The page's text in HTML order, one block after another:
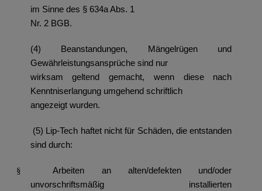
im Sinne des § 634a Abs. 1
Nr. 2 BGB.
(4) Beanstandungen, Mängelrügen und
Gewährleistungsansprüche sind nur
wirksam geltend gemacht, wenn diese nach
Kenntniserlangung umgehend schriftlich
angezeigt wurden.
(5) Lip-Tech haftet nicht für Schäden, die entstanden
sind durch:
§
Arbeiten an alten/defekten und/oder
unvorschriftsmäßig installierten